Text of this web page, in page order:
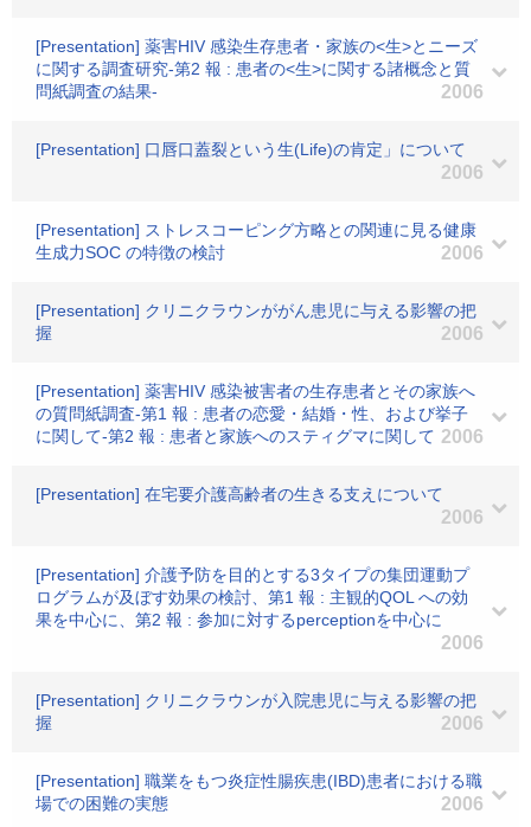
[Presentation] 薬害HIV 感染生存患者・家族の<生>とニーズ
に関する調査研究-第2 報 : 患者の<生>に関する諸概念と質
問紙調査の結果-
2006
[Presentation] 口唇口蓋裂という生(Life)の肯定」について
2006
[Presentation] ストレスコーピング方略との関連に見る健康
生成力SOC の特徴の検討
2006
[Presentation] クリニクラウンががん患児に与える影響の把
握
2006
[Presentation] 薬害HIV 感染被害者の生存患者とその家族へ
の質問紙調査-第1 報 : 患者の恋愛・結婚・性、および挙子
に関して-第2 報 : 患者と家族へのスティグマに関して 2006
[Presentation] 在宅要介護高齢者の生きる支えについて
2006
[Presentation] 介護予防を目的とする3タイプの集団運動プ
ログラムが及ぼす効果の検討、第1 報 : 主観的QOL への効
果を中心に、第2 報 : 参加に対するperceptionを中心に
2006
[Presentation] クリニクラウンが入院患児に与える影響の把
握
2006
[Presentation] 職業をもつ炎症性腸疾患(IBD)患者における職
場での困難の実態
2006